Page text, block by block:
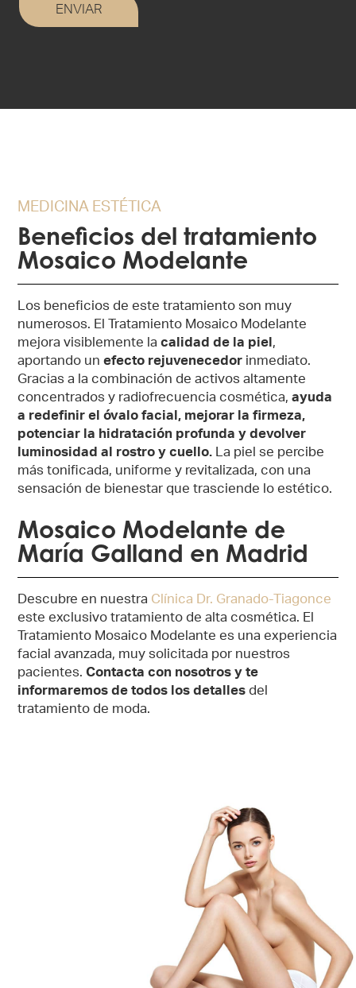
MEDICINA ESTÉTICA
Beneficios del tratamiento
Mosaico Modelante
Los beneficios de este tratamiento son muy
numerosos. El Tratamiento Mosaico Modelante
mejora visiblemente lacalidad de la piel ,
aportando unefecto rejuvenecedor inmediato.
Gracias a la combinación de activos altamente
concentrados y radiofrecuencia cosmética,ayuda
a redefinir el óvalo facial, mejorar la firmeza,
potenciar la hidratación profunda y devolver
luminosidad al rostro y cuello. La piel se percibe
más tonificada, uniforme y revitalizada, con una
sensación de bienestar que trasciende lo estético.
Mosaico Modelante de
María Galland en Madrid
Descubre en nuestra Clínica Dr. Granado-Tiagonce
este exclusivo tratamiento de alta cosmética. El
Tratamiento Mosaico Modelante es una experiencia
facial avanzada, muy solicitada por nuestros
pacientes.Contacta con nosotros y te
informaremos de todos los detalles del
tratamiento de moda.